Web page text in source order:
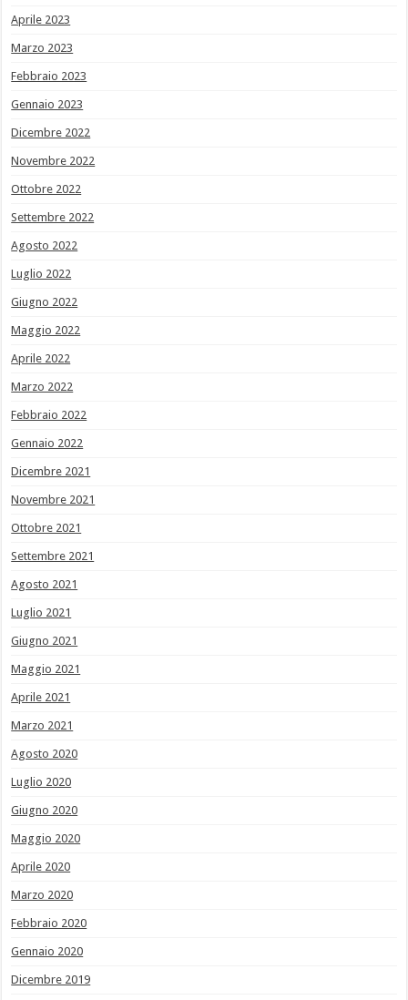
Aprile 2023
Marzo 2023
Febbraio 2023
Gennaio 2023
Dicembre 2022
Novembre 2022
Ottobre 2022
Settembre 2022
Agosto 2022
Luglio 2022
Giugno 2022
Maggio 2022
Aprile 2022
Marzo 2022
Febbraio 2022
Gennaio 2022
Dicembre 2021
Novembre 2021
Ottobre 2021
Settembre 2021
Agosto 2021
Luglio 2021
Giugno 2021
Maggio 2021
Aprile 2021
Marzo 2021
Agosto 2020
Luglio 2020
Giugno 2020
Maggio 2020
Aprile 2020
Marzo 2020
Febbraio 2020
Gennaio 2020
Dicembre 2019